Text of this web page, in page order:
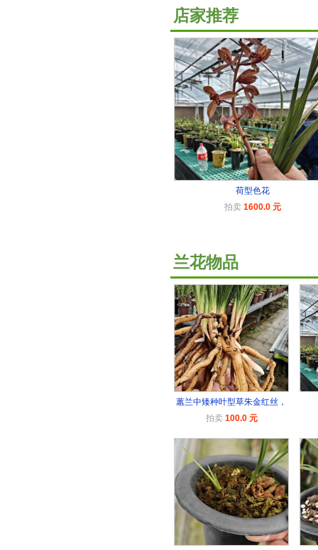
店家推荐
荷型色花
拍卖 1600.0 元
兰花物品
蕙兰中矮种叶型草朱金红丝，
拍卖 100.0 元